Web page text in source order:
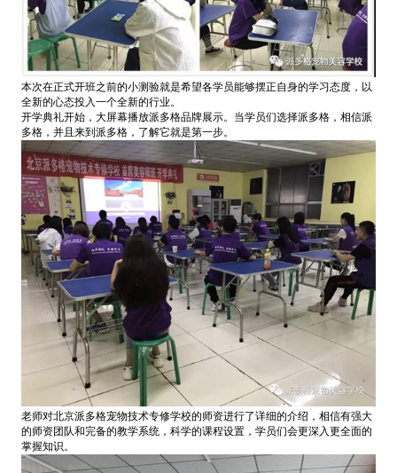
本次在正式开班之前的小测验就是希望各学员能够摆正自身的学习态度，以
全新的心态投入一个全新的行业。
开学典礼开始，大屏幕播放派多格品牌展示。当学员们选择派多格，相信派
多格，并且来到派多格，了解它就是第一步。
老师对北京派多格宠物技术专修学校的师资进行了详细的介绍，相信有强大
的师资团队和完备的教学系统，科学的课程设置，学员们会更深入更全面的
掌握知识。